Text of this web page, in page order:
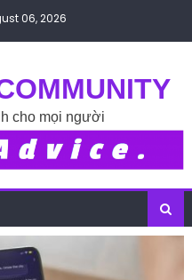
06, 2026
cho mọi người